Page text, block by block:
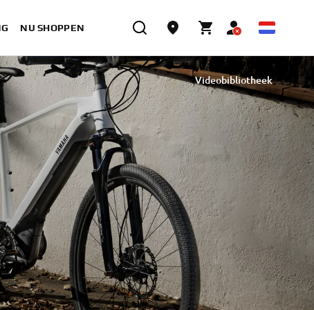
NU SHOPPEN
Videobibliotheek